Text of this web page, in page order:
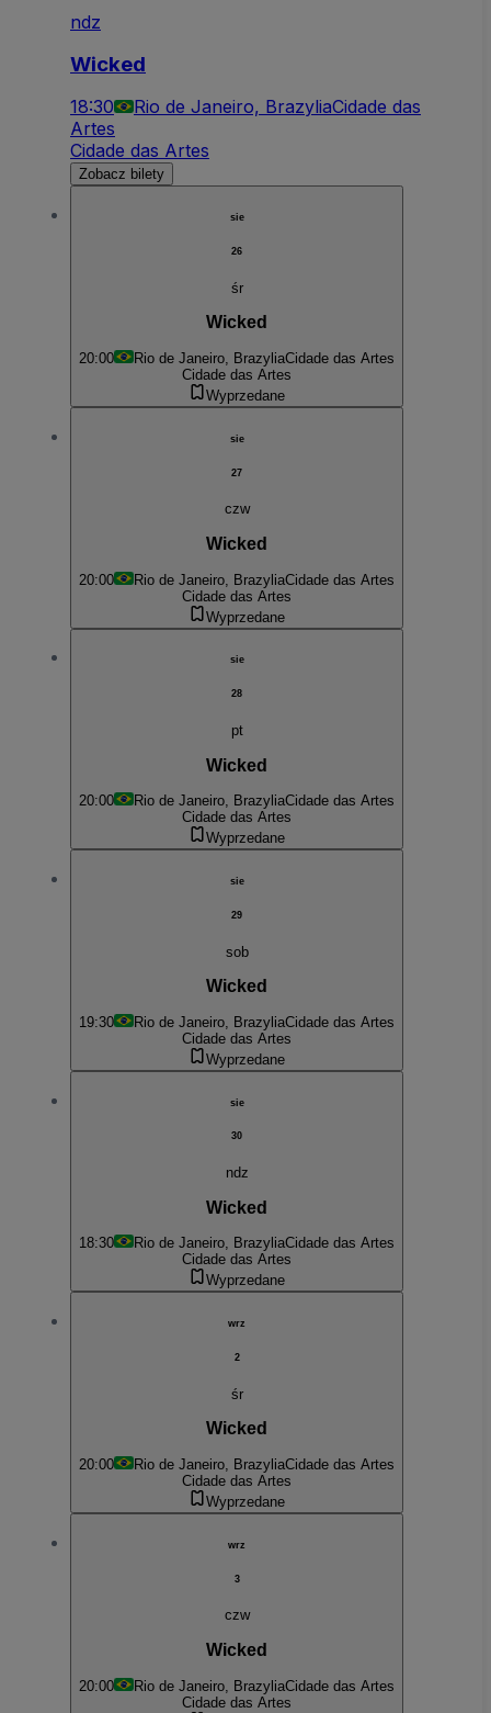
ndz
Wicked
18:30 Rio de Janeiro, BrazyliaCidade das
Artes
Cidade das Artes
Zobacz bilety
sie
26
śr
Wicked
20:00 Rio de Janeiro, BrazyliaCidade das Artes
Cidade das Artes
Wyprzedane
sie
27
czw
Wicked
20:00 Rio de Janeiro, BrazyliaCidade das Artes
Cidade das Artes
Wyprzedane
sie
28
pt
Wicked
20:00 Rio de Janeiro, BrazyliaCidade das Artes
Cidade das Artes
Wyprzedane
sie
29
sob
Wicked
19:30 Rio de Janeiro, BrazyliaCidade das Artes
Cidade das Artes
Wyprzedane
sie
30
ndz
Wicked
18:30 Rio de Janeiro, BrazyliaCidade das Artes
Cidade das Artes
Wyprzedane
wrz
2
śr
Wicked
20:00 Rio de Janeiro, BrazyliaCidade das Artes
Cidade das Artes
Wyprzedane
wrz
3
czw
Wicked
20:00 Rio de Janeiro, BrazyliaCidade das Artes
Cidade das Artes